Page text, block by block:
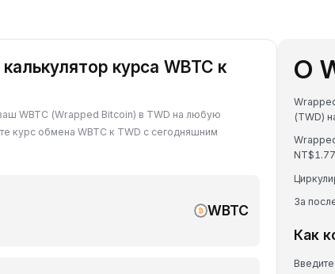
курса WBTC к
WBTC (Wrapped Bitcoin) в TWD на любую
курс обмена WBTC к TWD с сегодняшним
WBTC
О
(TWD)
За
Как